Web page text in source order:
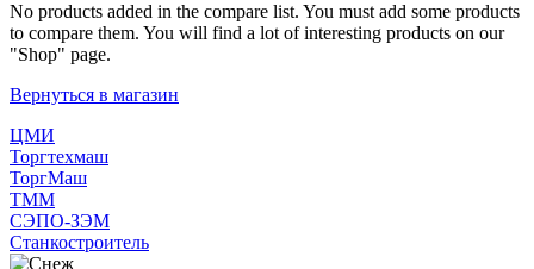
No products added in the compare list. You must add some products
to compare them. You will find a lot of interesting products on our
"Shop" page.
Вернуться в магазин
ЦМИ
Торгтехмаш
ТоргМаш
ТММ
СЭПО-ЗЭМ
Станкостроитель